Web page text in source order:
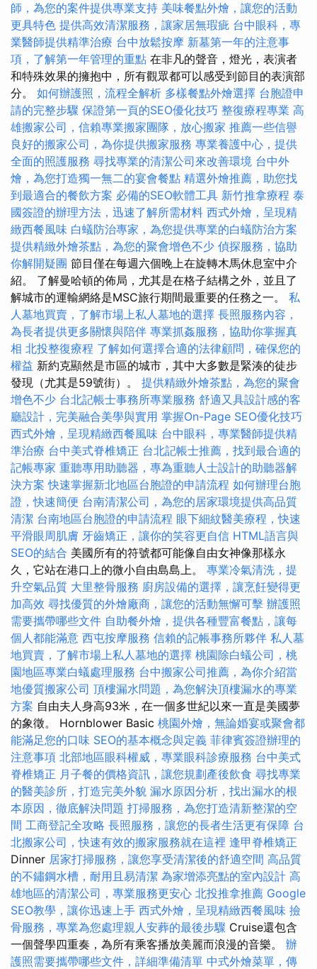
師，為您的案件提供專業支持 美味餐點外燴，讓您的活動
更具特色 提供高效清潔服務，讓家居無瑕疵 台中眼科，專
業醫師提供精準治療 台中放鬆按摩 新墓第一年的注意事
項，了解第一年管理的重點 在非凡的聲音，燈光，表演者
和特殊效果的擁抱中，所有觀眾都可以感受到節目的表演部
分。 如何辦護照，流程全解析 多樣餐點外燴選擇 台胞證申
請的完整步驟 保證第一頁的SEO優化技巧 整復療程專業 高
雄搬家公司，信賴專業搬家團隊，放心搬家 推薦一些信譽
良好的搬家公司，為你提供搬家服務 專業養護中心，提供
全面的照護服務 尋找專業的清潔公司來改善環境 台中外
燴，為您打造獨一無二的宴會餐點 精選外燴推薦，助您找
到最適合的餐飲方案 必備的SEO軟體工具 新竹推拿療程 泰
國簽證的辦理方法，迅速了解所需材料 西式外燴，呈現精
緻西餐風味 白蟻防治專家，為您提供專業的白蟻防治方案
提供精緻外燴茶點，為您的聚會增色不少 偵探服務，協助
你解開疑團 節目僅在每週六個晚上在旋轉木馬休息室中介
紹。 了解曼哈頓的佈局，尤其是在格子結構之外，並且了
解城市的運輸網絡是MSC旅行期間最重要的任務之一。 私
人墓地買賣，了解市場上私人墓地的選擇 長照服務內容，
為長者提供更多關懷與陪伴 專業抓姦服務，協助你掌握真
相 北投整復療程 了解如何選擇合適的法律顧問，確保您的
權益 新約克顯然是市區的城市，其中大多數是緊湊的徒步
發現（尤其是59號街）。 提供精緻外燴茶點，為您的聚會
增色不少 台北記帳士事務所專業服務 舒適又具設計感的客
廳設計，完美融合美學與實用 掌握On-Page SEO優化技巧
西式外燴，呈現精緻西餐風味 台中眼科，專業醫師提供精
準治療 台中美式脊椎矯正 台北記帳士推薦，找到最合適的
記帳專家 重聽專用助聽器，專為重聽人士設計的助聽器解
決方案 快速掌握新北地區台胞證的申請流程 如何辦理台胞
證，快速簡便 台南清潔公司，為您的居家環境提供高品質
清潔 台南地區台胞證的申請流程 眼下細紋醫美療程，快速
平滑眼周肌膚 牙齒矯正，讓你的笑容更自信 HTML語言與
SEO的結合 美國所有的符號都可能像自由女神像那樣永
久，它站在港口上的微小自由島島上。 專業冷氣清洗，提
升空氣品質 大里整骨服務 廚房設備的選擇，讓烹飪變得更
加高效 尋找優質的外燴廠商，讓您的活動無懈可擊 辦護照
需要攜帶哪些文件 自助餐外燴，提供各種豐富餐點，讓每
個人都能滿意 西屯按摩服務 信賴的記帳事務所夥伴 私人墓
地買賣，了解市場上私人墓地的選擇 桃園除白蟻公司，桃
園地區專業白蟻處理服務 台中搬家公司推薦，為你介紹當
地優質搬家公司 頂樓漏水問題，為您解決頂樓漏水的專業
方案 自由夫人身高93米，在一個多世紀以來一直是美國夢
的象徵。 Hornblower Basic 桃園外燴，無論婚宴或聚會都
能滿足您的口味 SEO的基本概念與定義 菲律賓簽證辦理的
注意事項 北部地區眼科權威，專業眼科診療服務 台中美式
脊椎矯正 月子餐的價格資訊，讓您規劃產後飲食 尋找專業
的醫美診所，打造完美外貌 漏水原因分析，找出漏水的根
本原因，徹底解決問題 打掃服務，為您打造清新整潔的空
間 工商登記全攻略 長照服務，讓您的長者生活更有保障 台
北搬家公司，快速有效的搬家服務就在這裡 逢甲脊椎矯正
Dinner 居家打掃服務，讓您享受清潔後的舒適空間 高品質
的不鏽鋼水槽，耐用且易清潔 為家增添亮點的室內設計 高
雄地區的清潔公司，專業服務更安心 北投推拿推薦 Google
SEO教學，讓你迅速上手 西式外燴，呈現精緻西餐風味 撿
骨服務，專業為您處理親人安葬的最後步驟 Cruise還包含
一個聲學四重奏，為所有乘客播放美麗而浪漫的音樂。 辦
護照需要攜帶哪些文件，詳細準備清單 中式外燴菜單，傳